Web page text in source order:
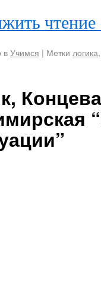
чтение
вУчимся | Метки логика,